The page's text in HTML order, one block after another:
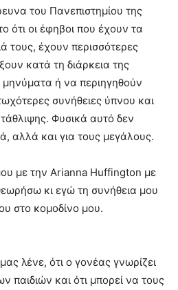
του Πανεπιστημίου της
ότι οι έφηβοι που έχουν τα
τους, έχουν περισσότερες
κατά τη διάρκεια της
μηνύματα ή να περιηγηθούν
συνήθειες ύπνου και
Φυσικά αυτό δεν
αλλά και για τους μεγάλους.
με την Arianna Huffington με
κι εγώ τη συνήθεια μου
στο κομοδίνο μου.
λένε, ότι ο γονέας γνωρίζει
παιδιών και ότι μπορεί να τους